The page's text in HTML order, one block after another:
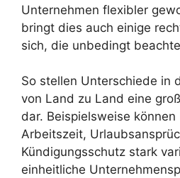
Unternehmen flexibler
bringt dies auch einige
sich, die unbedingt
So stellen Unterschiede in
von Land zu Land eine
dar. Beispielsweise können
Arbeitszeit,
Kündigungsschutz stark
einheitliche